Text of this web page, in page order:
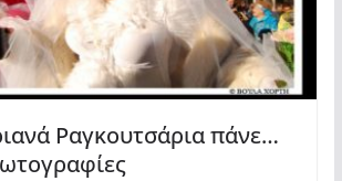
Ραγκουτσάρια πάνε…